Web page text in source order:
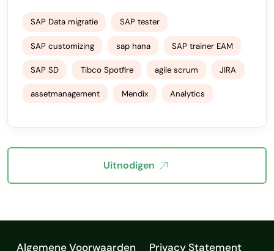
SAP Data migratie SAP tester
SAP customizing sap hana SAP trainer EAM
SAP SD Tibco Spotfire agile scrum JIRA
assetmanagement Mendix Analytics
Uitnodigen
Algemene Voorwaarden
Privacy Statement